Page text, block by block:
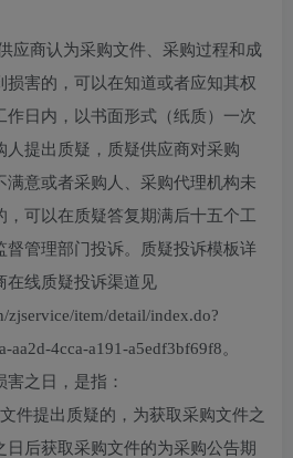
应商认为采购文件、采购过程和成
损害的，可以在知道或者应知其权
作日内，以书面形式（纸质）一次
人提出质疑，质疑供应商对采购
满意或者采购人、采购代理机构未
可以在质疑答复期满后十五个工
督管理部门投诉。质疑投诉模板详
在线质疑投诉渠道见
item/detail/index.do?
aa2d-4cca-a191-a5edf3bf69f8。
之日，是指：
件提出质疑的，为获取采购文件之
日后获取采购文件的为采购公告期